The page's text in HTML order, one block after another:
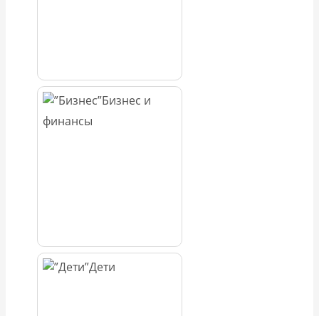
Бизнес и
финансы
Дети